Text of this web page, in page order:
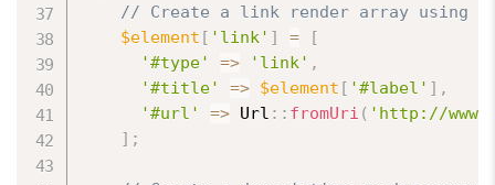
// Create a link render array using
$element [ 'link' ] =
[
'#type'
=> 'link' ,
'#title'
=> $element [ '#label' ] ,
'#url'
=> Url : : fromUri ( 'http://
] ;